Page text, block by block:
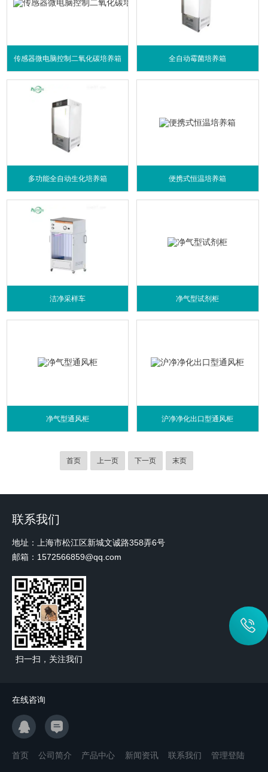
传感器微电脑控制二氧化碳培养箱 全自动霉菌培养箱
多功能全自动生化培养箱 便携式恒温培养箱
洁净采样车 净气型试剂柜
净气型通风柜 沪净净化出口型通风柜
首页 上一页 下一页 末页
联系我们
地址：上海市松江区新城文诚路358弄6号
邮箱：1572566859@qq.com
扫一扫，关注我们
在线咨询
首页 公司简介 产品中心 新闻资讯 联系我们 管理登陆